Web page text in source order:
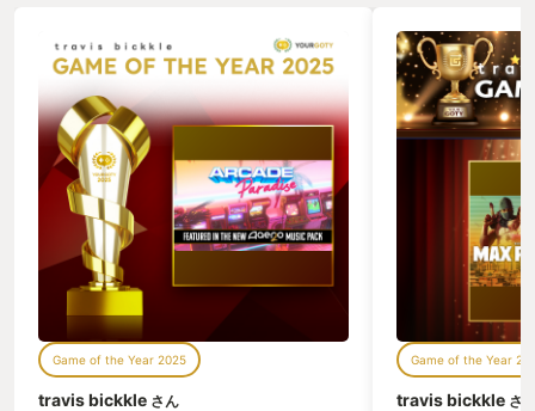
Game of the Year 2025
travis bickkle さん
Game of the Year
travis bickkle さ